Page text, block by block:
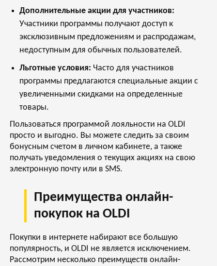
Дополнительные акции для участников:
Участники программы получают доступ к
эксклюзивным предложениям и распродажам,
недоступным для обычных пользователей.
Льготные условия: Часто для участников
программы предлагаются специальные акции с
увеличенными скидками на определенные
товары.
Пользоваться программой лояльности на OLDI
просто и выгодно. Вы можете следить за своим
бонусным счетом в личном кабинете, а также
получать уведомления о текущих акциях на свою
электронную почту или в SMS.
Преимущества онлайн-
покупок на OLDI
Покупки в интернете набирают все большую
популярность, и OLDI не является исключением.
Рассмотрим несколько преимуществ онлайн-